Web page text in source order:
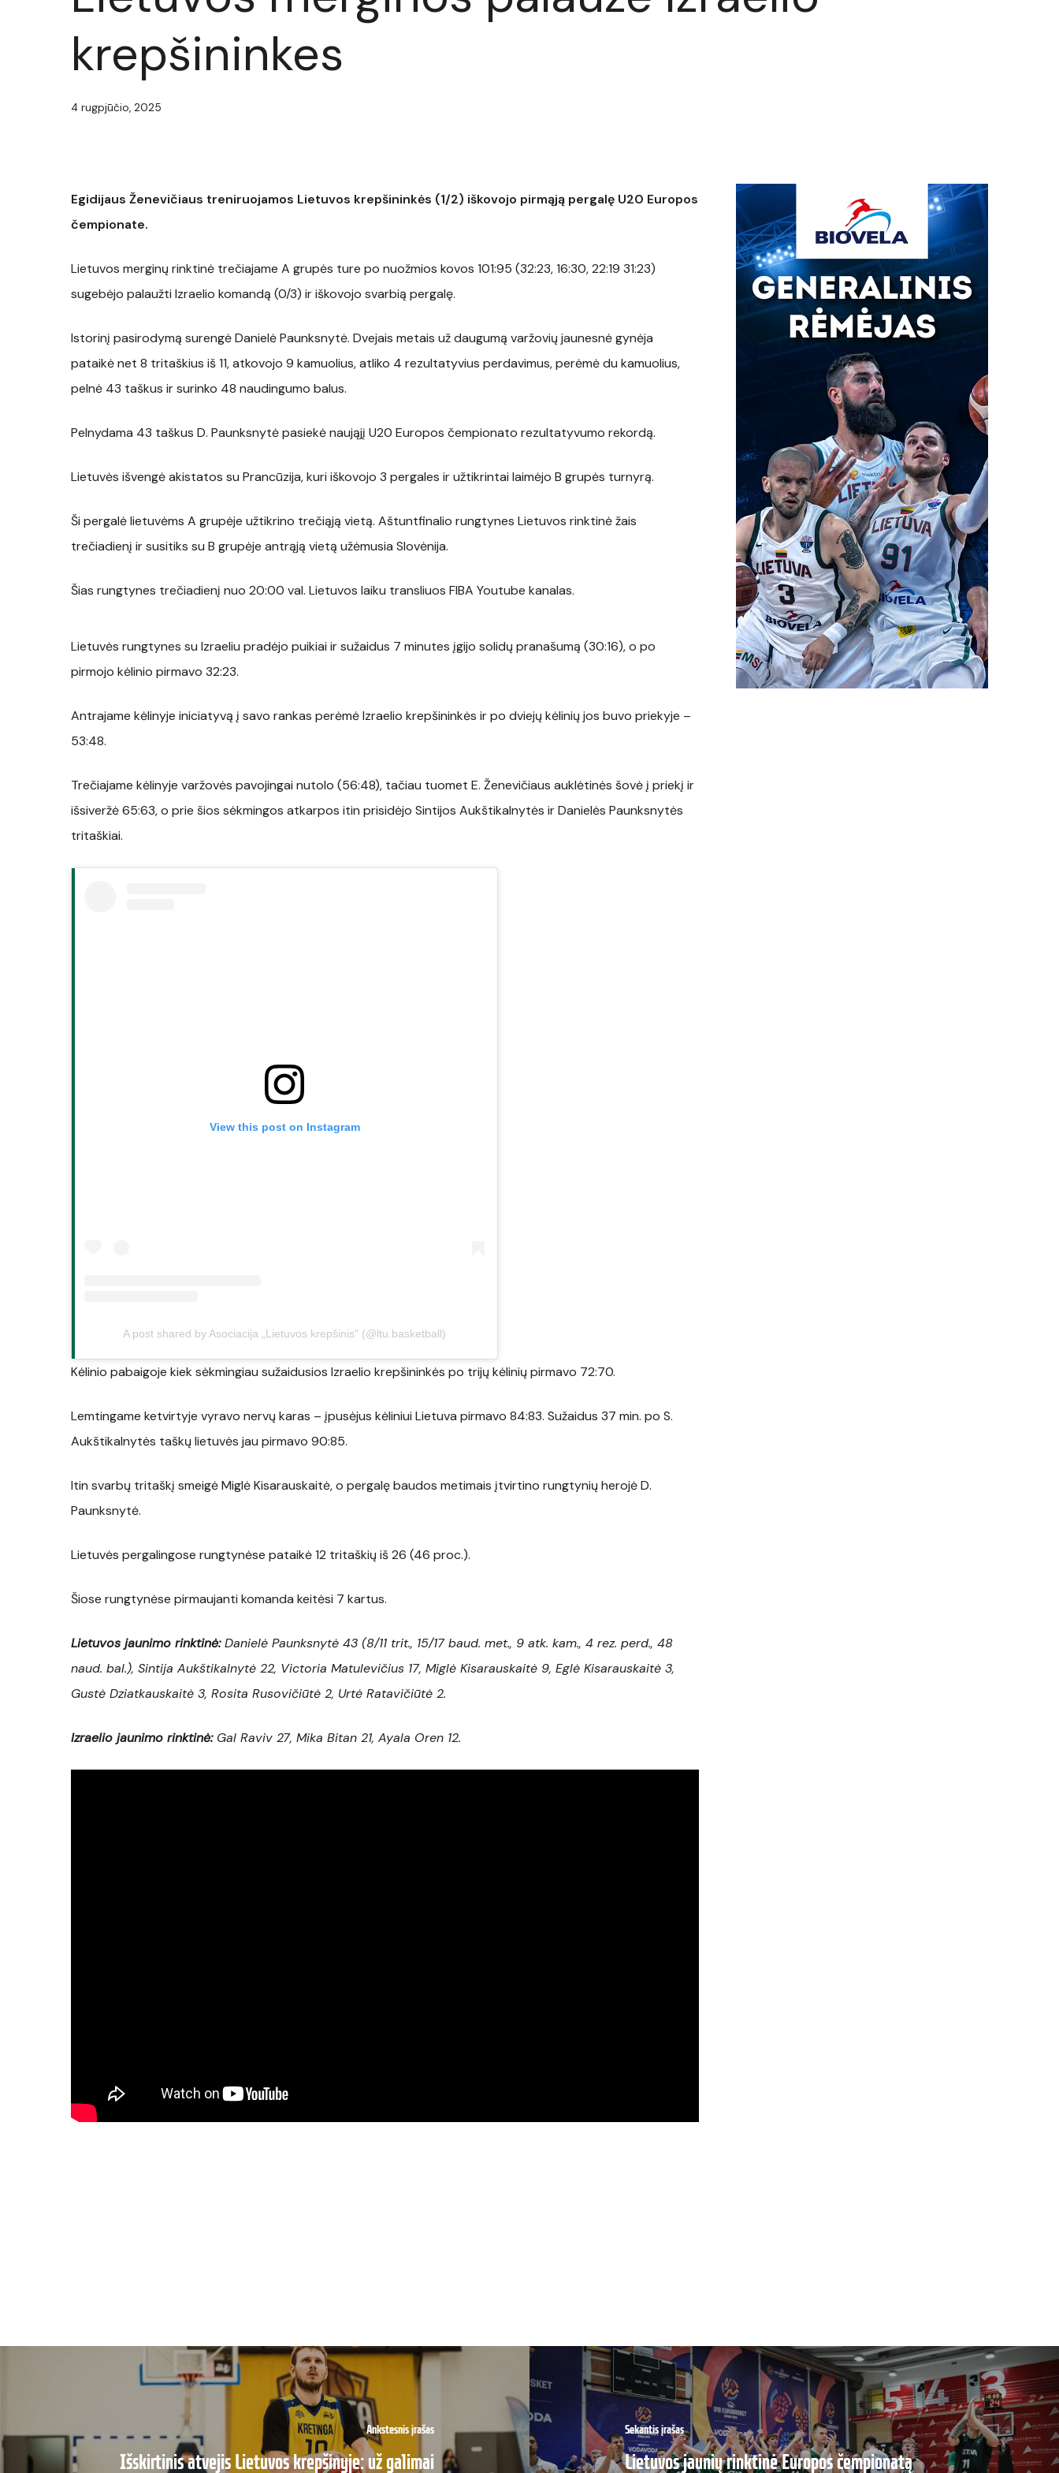
krepšininkes
4 rugpjūčio, 2025
Egidijaus Ženevičiaus treniruojamos Lietuvos krepšininkės (1/2) iškovojo pirmąją pergalę U20 Europos
čempionate.
Lietuvos merginų rinktinė trečiajame A grupės ture po nuožmios kovos 101:95 (32:23, 16:30, 22:19 31:23)
sugebėjo palaužti Izraelio komandą (0/3) ir iškovojo svarbią pergalę.
Istorinį pasirodymą surengė Danielė Paunksnytė. Dvejais metais už daugumą varžovių jaunesnė gynėja
pataikė net 8 tritaškius iš 11, atkovojo 9 kamuolius, atliko 4 rezultatyvius perdavimus, perėmė du kamuolius,
pelnė 43 taškus ir surinko 48 naudingumo balus.
Pelnydama 43 taškus D. Paunksnytė pasiekė naująjį U20 Europos čempionato rezultatyvumo rekordą.
Lietuvės išvengė akistatos su Prancūzija, kuri iškovojo 3 pergales ir užtikrintai laimėjo B grupės turnyrą.
Ši pergalė lietuvėms A grupėje užtikrino trečiąją vietą. Aštuntfinalio rungtynes Lietuvos rinktinė žais
trečiadienį ir susitiks su B grupėje antrąją vietą užėmusia Slovėnija.
Šias rungtynes trečiadienį nuo 20:00 val. Lietuvos laiku transliuos FIBA Youtube kanalas.
Lietuvės rungtynes su Izraeliu pradėjo puikiai ir sužaidus 7 minutes įgijo solidų pranašumą (30:16), o po
pirmojo kėlinio pirmavo 32:23.
Antrajame kėlinyje iniciatyvą į savo rankas perėmė Izraelio krepšininkės ir po dviejų kėlinių jos buvo priekyje –
53:48.
Trečiajame kėlinyje varžovės pavojingai nutolo (56:48), tačiau tuomet E. Ženevičiaus auklėtinės šovė į priekį ir
išsiveržė 65:63, o prie šios sėkmingos atkarpos itin prisidėjo Sintijos Aukštikalnytės ir Danielės Paunksnytės
tritaškiai.
View this post on Instagram
A post shared by Asociacija „Lietuvos krepšinis" (@ltu.basketball)
Kėlinio pabaigoje kiek sėkmingiau sužaidusios Izraelio krepšininkės po trijų kėlinių pirmavo 72:70.
Lemtingame ketvirtyje vyravo nervų karas – įpusėjus kėliniui Lietuva pirmavo 84:83. Sužaidus 37 min. po S.
Aukštikalnytės taškų lietuvės jau pirmavo 90:85.
Itin svarbų tritaškį smeigė Miglė Kisarauskaitė, o pergalę baudos metimais įtvirtino rungtynių herojė D.
Paunksnytė.
Lietuvės pergalingose rungtynėse pataikė 12 tritaškių iš 26 (46 proc.).
Šiose rungtynėse pirmaujanti komanda keitėsi 7 kartus.
Lietuvos jaunimo rinktinė:Danielė Paunksnytė 43 (8/11 trit., 15/17 baud. met., 9 atk. kam., 4 rez. perd., 48
naud. bal.), Sintija Aukštikalnytė 22, Victoria Matulevičius 17, Miglė Kisarauskaitė 9, Eglė Kisarauskaitė 3,
Gustė Dziatkauskaitė 3, Rosita Rusovičiūtė 2, Urtė Ratavičiūtė 2.
Izraelio jaunimo rinktinė: Gal Raviv 27, Mika Bitan 21, Ayala Oren 12.
Ankstesnis įrašas
Išskirtinis atvejis Lietuvos krepšinyje: už galimai
Sekantis įrašas
Lietuvos jaunių rinktinė Europos čempionatą